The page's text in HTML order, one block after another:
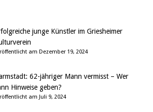
junge Künstler im Griesheimer
am Dezember 19, 2024
62-jähriger Mann vermisst – Wer
Hinweise geben?
am Juli 9, 2024